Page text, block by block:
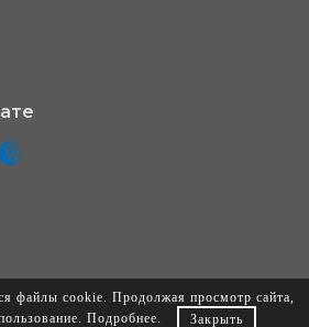
файлы cookie. Продолжая просмотр сайта,
Подробнее. Закрыть